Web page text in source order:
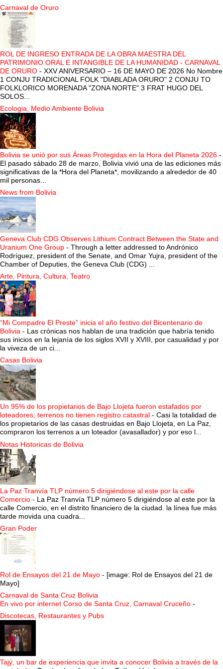
Carnaval de Oruro
ROL DE INGRESO ENTRADA DE LA OBRA MAESTRA DEL
PATRIMONIO ORAL E INTANGIBLE DE LA HUMANIDAD - CARNAVAL
DE ORURO - XXV ANIVERSARIO – 16 DE MAYO DE 2026 No Nombre
1 CONJU TRADICIONAL FOLK "DIABLADA ORURO" 2 CONJU TO
FOLKLORICO MORENADA "ZONA NORTE" 3 FRAT HUGO DEL
SOLOS...
Ecologia, Medio Ambiente Bolivia
Bolivia se unió por sus Áreas Protegidas en la Hora del Planeta 2026 -
El pasado sábado 28 de marzo, Bolivia vivió una de las ediciones más
significativas de la *Hora del Planeta*, movilizando a alrededor de 40
mil personas...
News from Bolivia
Geneva Club CDG Observes Lithium Contract Between the State and
Uranium One Group - Through a letter addressed to Andrónico
Rodríguez, president of the Senate, and Omar Yujra, president of the
Chamber of Deputies, the Geneva Club (CDG) ...
Arte, Pintura, Cultura, Teatro
“Mi Compadre El Preste” inicia el año festivo del Bicentenario de
Bolivia - Las crónicas nos hablan de una tradición que habría tenido
sus inicios en la lejanía de los siglos XVII y XVIII, por casualidad y por
la viveza de un ci...
Casas Bolivia
Un 95% de los propietarios de Bajo Llojeta fueron estafados por
loteadores; terrenos no tienen registro catastral - Casi la totalidad de
los propietarios de las casas destruidas en Bajo Llojeta, en La Paz,
compraron los terrenos a un loteador (avasallador) y por eso l...
Notas Historicas de Bolivia
La Paz Tranvía TLP número 5 dirigiéndose al este por la calle
Comercio - La Paz Tranvía TLP número 5 dirigiéndose al este por la
calle Comercio, en el distrito financiero de la ciudad. la línea fue más
tarde movida una cuadra...
Gran Poder
Rol de Ensayos del 21 de Mayo - [image: Rol de Ensayos del 21 de
Mayo]
Carnaval de Santa Cruz Bolivia
En vivo por internet Corso de Santa Cruz, Carnaval Cruceño -
Discotecas, Restaurantes y Pubs
Tajý, un bar de experiencia que invita a conocer Bolivia a través de la